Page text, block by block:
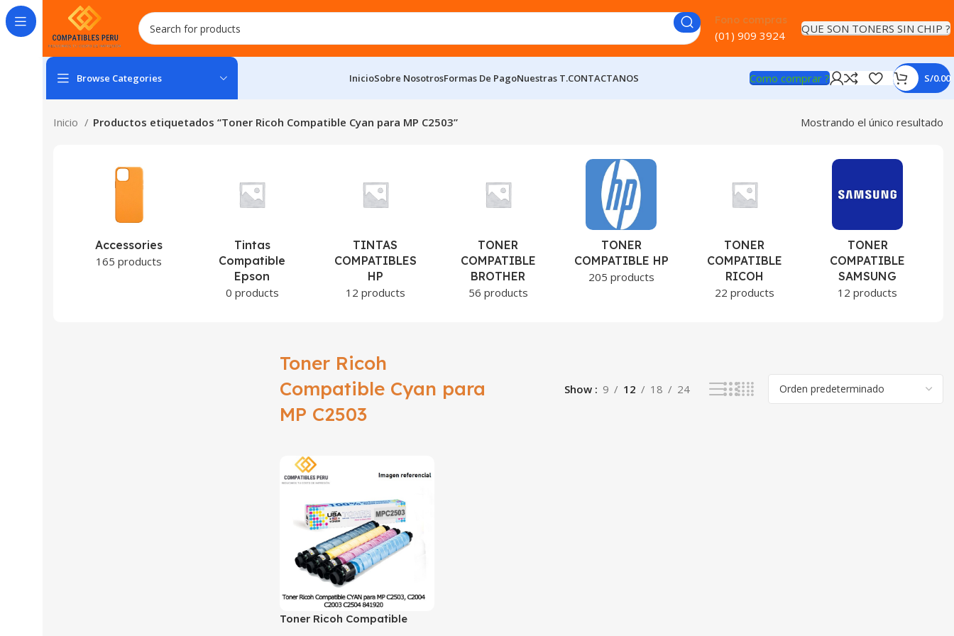
Fono compras
(01) 909 3924 QUE SON TONERS SIN CHIP ?
Browse Categories InicioSobre NosotrosFormas De PagoNuestras T.CONTACTANOS Como comprar ? S/0.00
Inicio Productos etiquetados “Toner Ricoh Compatible Cyan para MP C2503” Mostrando el único resultado
Accessories
165 products
Tintas
Compatible
Epson
0 products
TINTAS
COMPATIBLES
HP
12 products
TONER
COMPATIBLE
BROTHER
56 products
TONER
COMPATIBLE HP
205 products
TONER
COMPATIBLE
RICOH
22 products
TONER
COMPATIBLE
SAMSUNG
12 products
Toner Ricoh
Compatible Cyan para
MP C2503
Show 9 12 18 24
Toner Ricoh Compatible